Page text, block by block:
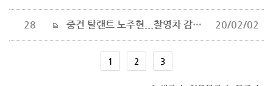
28 중견 탈랜트 노주현...찰영차 감나무식당에 20/02/02
1 2 3